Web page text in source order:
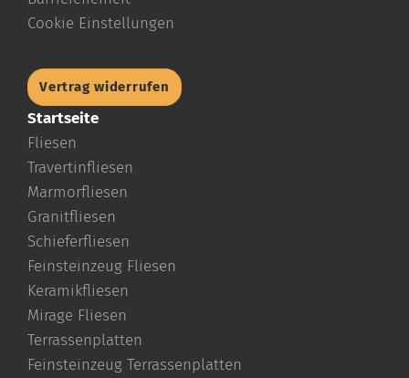
Cookie Einstellungen
Vertrag widerrufen
Startseite
Fliesen
Travertinfliesen
Marmorfliesen
Granitfliesen
Schieferfliesen
Feinsteinzeug Fliesen
Keramikfliesen
Mirage Fliesen
Terrassenplatten
Feinsteinzeug Terrassenplatten